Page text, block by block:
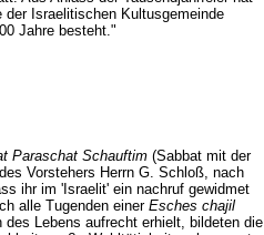
Israelitischen Kultusgemeinde
600 Jahre besteht."
Paraschat Schauftim (Sabbat mit der
Vorstehers Herrn G. Schloß, nach
ihr im 'Israelit' ein nachruf gewidmet
alle Tugenden einer Esches chajil
Lebens aufrecht erhielt, bildeten die